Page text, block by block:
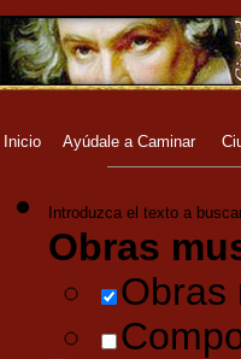
Inicio Ayúdale a Caminar
Introduzca el texto a
Obras
Obras